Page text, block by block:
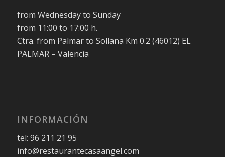
from Wednesday to Sunday
from 11:00 to 17:00 h.
Ctra. from Palmar to Sollana Km 0.2 (46012) EL
PALMAR – Valencia
INFORMACIÓN
tel: 96 211 21 95
info@restaurantecasaangel.com